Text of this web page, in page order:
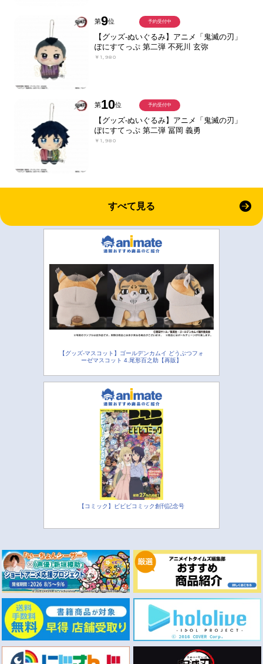
第9位
【グッズ-ぬいぐるみ】アニメ「鬼滅の刃」
ぽにすてっぷ 第二弾 不死川 玄弥
￥1,980
予約受付中
第10位
【グッズ-ぬいぐるみ】アニメ「鬼滅の刃」
ぽにすてっぷ 第二弾 冨岡 義勇
￥1,980
予約受付中
すべて見る
【グッズ-マスコット】ゴールデンカムイ どうぶつフォ
ーゼマスコット 4.尾形百之助【再販】
【コミック】ビビビコミック創刊記念号